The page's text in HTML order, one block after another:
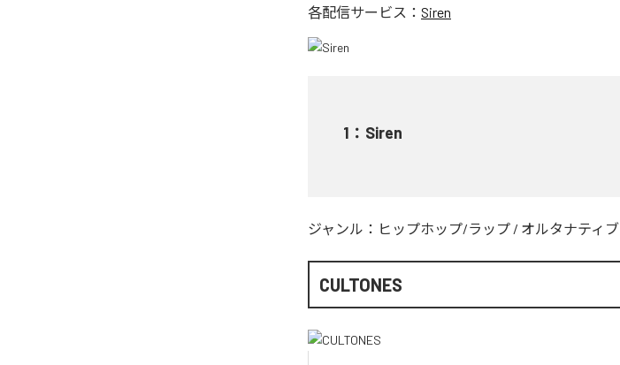
各配信サービス： Siren
1 ： Siren
ジャンル： ヒップホップ/ラップ / オルタナティブ
CULTONES